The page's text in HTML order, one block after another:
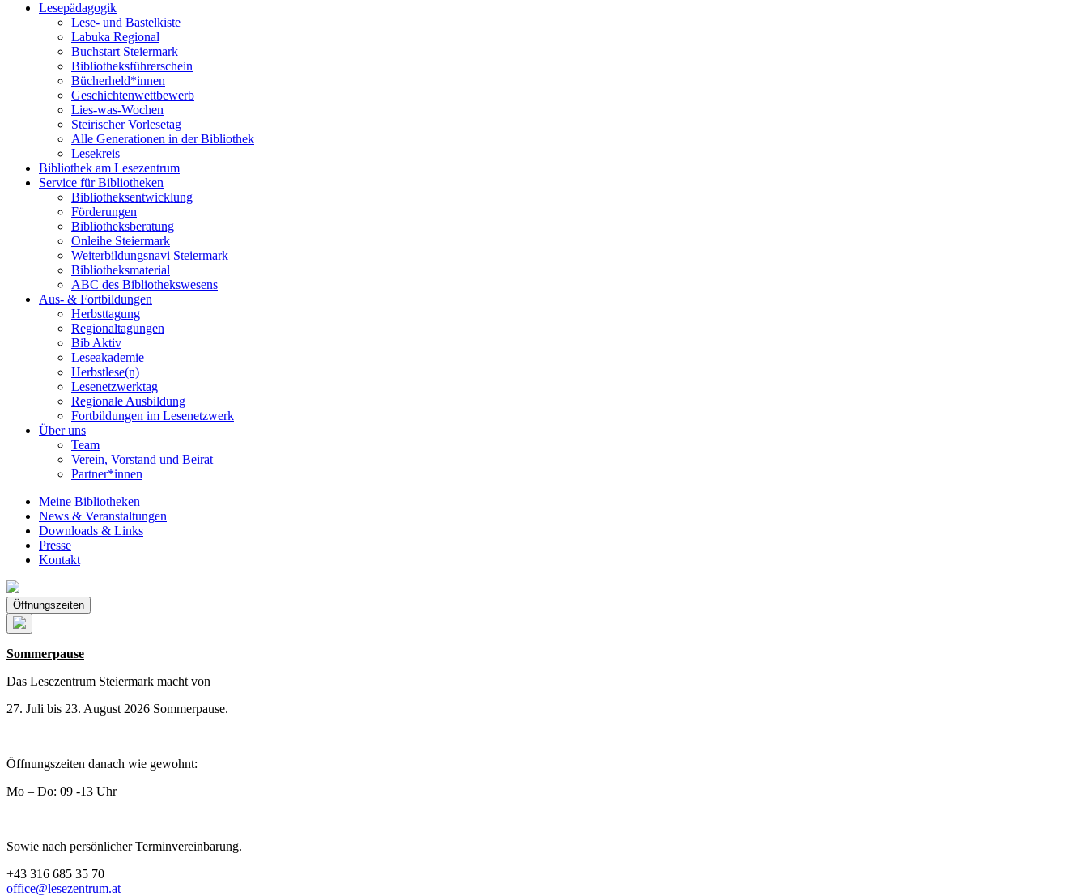
Lesepädagogik
Lese- und Bastelkiste
Labuka Regional
Buchstart Steiermark
Bibliotheksführerschein
Bücherheld*innen
Geschichtenwettbewerb
Lies-was-Wochen
Steirischer Vorlesetag
Alle Generationen in der Bibliothek
Lesekreis
Bibliothek am Lesezentrum
Service für Bibliotheken
Bibliotheksentwicklung
Förderungen
Bibliotheksberatung
Onleihe Steiermark
Weiterbildungsnavi Steiermark
Bibliotheksmaterial
ABC des Bibliothekswesens
Aus- & Fortbildungen
Herbsttagung
Regionaltagungen
Bib Aktiv
Leseakademie
Herbstlese(n)
Lesenetzwerktag
Regionale Ausbildung
Fortbildungen im Lesenetzwerk
Über uns
Team
Verein, Vorstand und Beirat
Partner*innen
Meine Bibliotheken
News & Veranstaltungen
Downloads & Links
Presse
Kontakt
Öffnungszeiten
Sommerpause
Das Lesezentrum Steiermark macht von
27. Juli bis 23. August 2026 Sommerpause.
Öffnungszeiten danach wie gewohnt:
Mo – Do: 09 -13 Uhr
Sowie nach persönlicher Terminvereinbarung.
+43 316 685 35 70
office@lesezentrum.at